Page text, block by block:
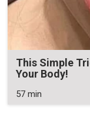
This Simple
Your Body!
57 min